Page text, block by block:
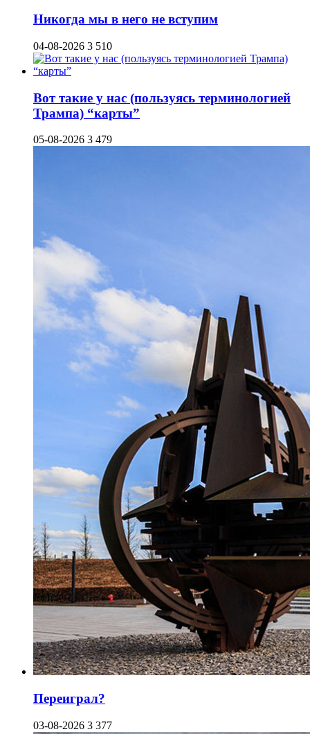
Никогда мы в него не вступим
04-08-2026 3 510
Вот такие у нас (пользуясь терминологией
Трампа) “карты”
05-08-2026 3 479
Переиграл?
03-08-2026 3 377